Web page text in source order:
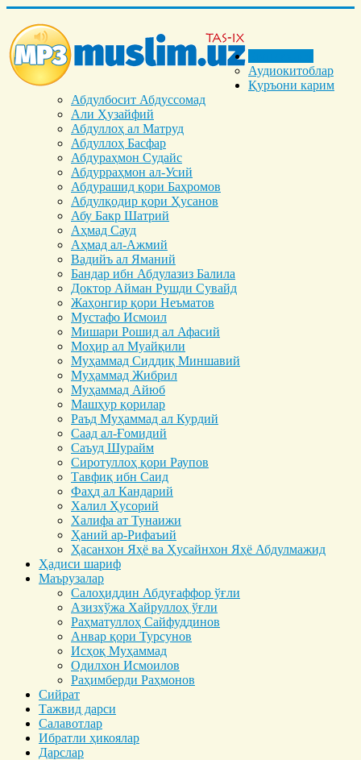
Аудиокитоблар
Қуръони карим
Абдулбосит Абдуссомад
Али Ҳузайфий
Абдуллоҳ ал Матруд
Абдуллоҳ Басфар
Абдураҳмон Судайс
Абдурраҳмон ал-Усий
Абдурашид қори Баҳромов
Абдулқодир қори Ҳусанов
Абу Бакр Шатрий
Аҳмад Сауд
Аҳмад ал-Ажмий
Вадийъ ал Яманий
Бандар ибн Абдулазиз Балила
Доктор Айман Рушди Сувайд
Жаҳонгир қори Неъматов
Мустафо Исмоил
Мишари Рошид ал Афасий
Моҳир ал Муайқили
Муҳаммад Cиддиқ Миншавий
Муҳаммад Жибрил
Муҳаммад Айюб
Машҳур қорилар
Раъд Муҳаммад ал Курдий
Саад ал-Ғомидий
Саъуд Шурайм
Сиротуллоҳ қори Раупов
Тавфиқ ибн Саид
Фаҳд ал Кандарий
Халил Ҳусорий
Халифа ат Тунаижи
Ҳаний ар-Рифаъий
Ҳасанхон Яҳё ва Ҳусайнхон Яҳё Абдулмажид
Ҳадиси шариф
Маърузалар
Салоҳиддин Абдуғаффор ўғли
Азизхўжа Хайруллоҳ ўғли
Раҳматуллоҳ Сайфуддинов
Анвар қори Турсунов
Исҳоқ Муҳаммад
Одилхон Исмоилов
Раҳимберди Раҳмонов
Сийрат
Тажвид дарси
Салавотлар
Ибратли ҳикоялар
Дарслар